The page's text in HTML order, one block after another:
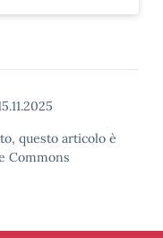
questo articolo è
Commons